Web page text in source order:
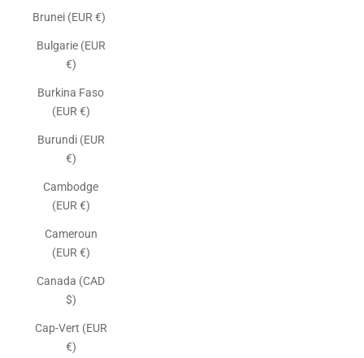
Brunei (EUR €)
Bulgarie (EUR
€)
Burkina Faso
(EUR €)
Burundi (EUR
€)
Cambodge
(EUR €)
Cameroun
(EUR €)
Canada (CAD
$)
Cap-Vert (EUR
€)